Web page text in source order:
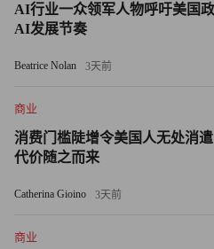
能实现全链路协同执行。它能
全球库存状况、分析替代采购
户交付风险，并同时为采购、
这不仅仅是工作流自动化，而
式。
这也是我认为人工智能时代将
AI行业一众领军人物呼吁美国
AI发展节奏
Beatrice Nolan 3天前
商业
消费门槛陡增令美国人无处消
代价随之而来
Catherina Gioino 3天前
商业